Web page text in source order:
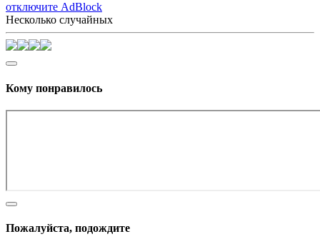
отключите AdBlock
Несколько случайных
Кому понравилось
Пожалуйста, подождите